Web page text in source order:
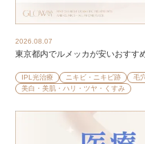
2026.08.07
東京都内でルメッカが安いおすす
IPL光治療 ニキビ・ニキビ跡
毛
美白・美肌・ハリ・ツヤ・くすみ